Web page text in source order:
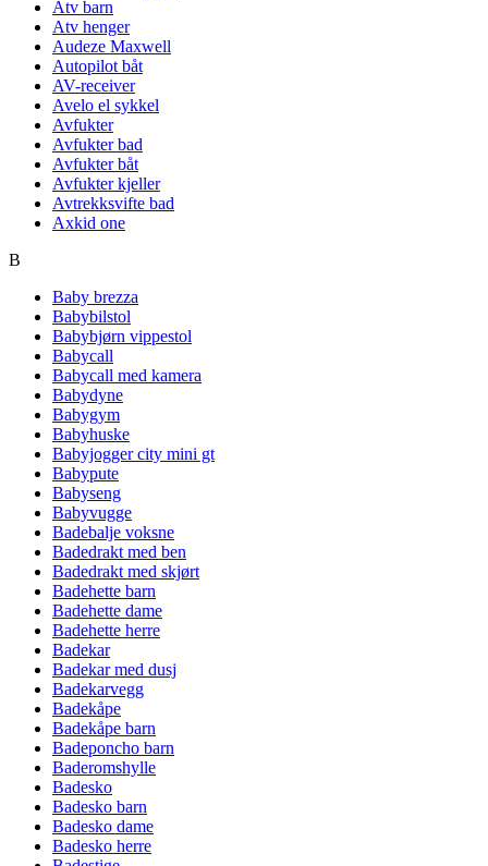
Atv barn
Atv henger
Audeze Maxwell
Autopilot båt
AV-receiver
Avelo el sykkel
Avfukter
Avfukter bad
Avfukter båt
Avfukter kjeller
Avtrekksvifte bad
Axkid one
B
Baby brezza
Babybilstol
Babybjørn vippestol
Babycall
Babycall med kamera
Babydyne
Babygym
Babyhuske
Babyjogger city mini gt
Babypute
Babyseng
Babyvugge
Badebalje voksne
Badedrakt med ben
Badedrakt med skjørt
Badehette barn
Badehette dame
Badehette herre
Badekar
Badekar med dusj
Badekarvegg
Badekåpe
Badekåpe barn
Badeponcho barn
Baderomshylle
Badesko
Badesko barn
Badesko dame
Badesko herre